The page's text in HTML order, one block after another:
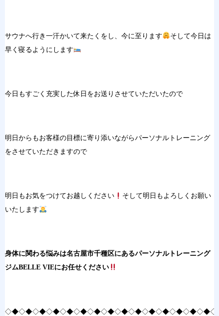
サウナへ行き一汗かいて来たくをし、今に至ります
そして今日は
早く寝るようにします
今日もすごく充実した休日をお送りさせていただいたので
明日からもお客様の目標に寄り添いながらパーソナルトレーニング
をさせていただきますので
明日もお気をつけてお越しください
そして明日もよろしくお願い
いたします
身体に関わる悩みは名古屋市千種区にあるパーソナルトレーニング
ジムBELLE VIEにお任せください